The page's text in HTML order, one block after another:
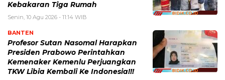
Kebakaran Tiga Rumah
Senin, 10 Agu 2026 - 11:14 WIB
BANTEN
Profesor Sutan Nasomal Harapkan
Presiden Prabowo Perintahkan
Kemenaker Kemenlu Perjuangkan
TKW Libia Kembali Ke Indonesia!!!